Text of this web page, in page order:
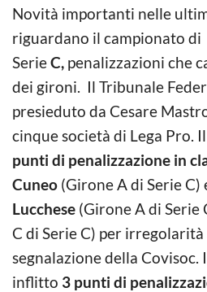
Novità importanti nelle
riguardano il campionato di
SerieC, penalizzazioni che
dei gironi. Il Tribunale
presieduto da Cesare
cinque società di Lega Pro.
punti di penalizzazione in
Cuneo (Girone A di Serie C)
Lucchese (Girone A di Serie
C di Serie C) per
segnalazione della
inflitto 3 punti di